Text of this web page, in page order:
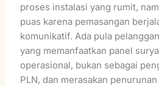
proses instalasi yang rumit,
puas karena pemasangan
komunikatif. Ada pula
yang memanfaatkan panel
operasional, bukan sebagai
PLN, dan merasakan